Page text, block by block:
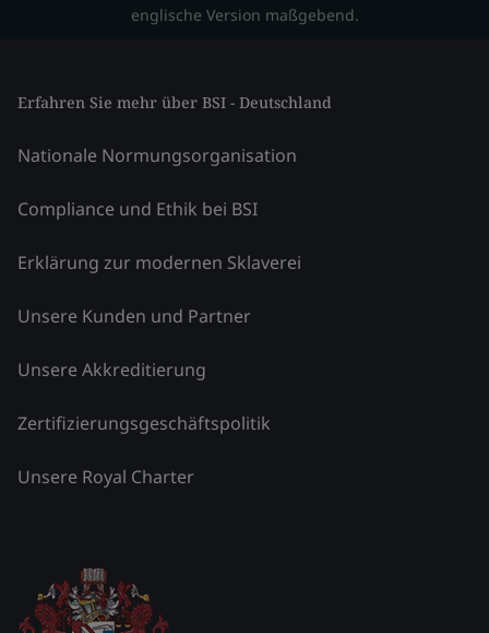
englische Version maßgebend.
Erfahren Sie mehr über BSI - Deutschland
Nationale Normungsorganisation
Compliance und Ethik bei BSI
Erklärung zur modernen Sklaverei
Unsere Kunden und Partner
Unsere Akkreditierung
Zertifizierungsgeschäftspolitik
Unsere Royal Charter